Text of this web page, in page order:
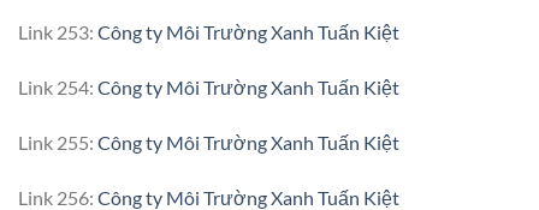
Link 253: Công ty Môi Trường Xanh Tuấn Kiệt
Link 254: Công ty Môi Trường Xanh Tuấn Kiệt
Link 255: Công ty Môi Trường Xanh Tuấn Kiệt
Link 256: Công ty Môi Trường Xanh Tuấn Kiệt